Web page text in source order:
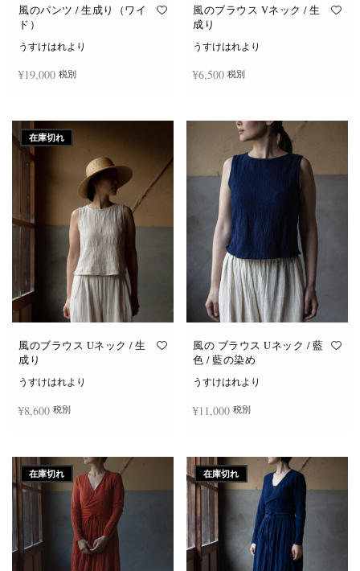
オ
ジ
選
択
で
き
ま
す
オ
ジ
か
ら
選
風のパンツ / 生成り（ワイ
ド）
うすけはれより
¥19,000 税別
風のブラウス Vネック / 生
成り
うすけはれより
¥6,500 税別
在庫切れ
風のブラウス Uネック / 生
成り
うすけはれより
¥8,600 税別
風の ブラウス Uネック / 藍
色 / 藍の染め
うすけはれより
¥11,000 税別
在庫切れ 在庫切れ